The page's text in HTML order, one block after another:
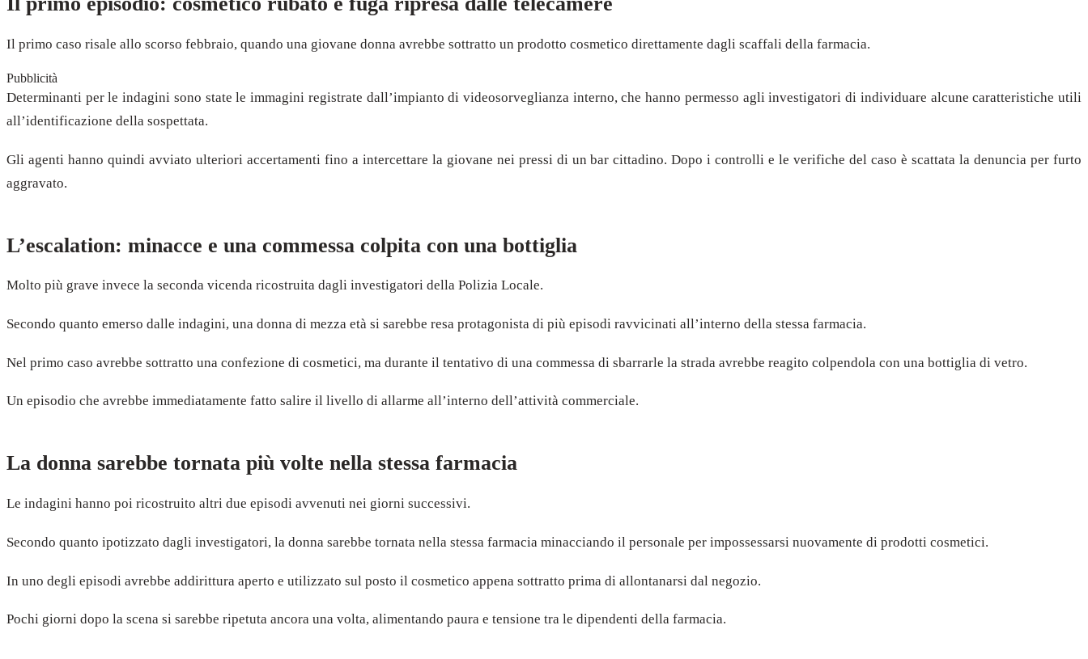
Il primo caso risale allo scorso febbraio, quando una giovane donna avrebbe sottratto un prodotto cosmetico direttamente dagli scaffali della farmacia.
Pubblicità
Determinanti per le indagini sono state le immagini registrate dall’impianto di videosorveglianza interno, che hanno permesso agli investigatori di individuare alcune caratteristiche utili
all’identificazione della sospettata.
Gli agenti hanno quindi avviato ulteriori accertamenti fino a intercettare la giovane nei pressi di un bar cittadino. Dopo i controlli e le verifiche del caso è scattata la denuncia per furto
aggravato.
L’escalation: minacce e una commessa colpita con una bottiglia
Molto più grave invece la seconda vicenda ricostruita dagli investigatori della Polizia Locale.
Secondo quanto emerso dalle indagini, una donna di mezza età si sarebbe resa protagonista di più episodi ravvicinati all’interno della stessa farmacia.
Nel primo caso avrebbe sottratto una confezione di cosmetici, ma durante il tentativo di una commessa di sbarrarle la strada avrebbe reagito colpendola con una bottiglia di vetro.
Un episodio che avrebbe immediatamente fatto salire il livello di allarme all’interno dell’attività commerciale.
La donna sarebbe tornata più volte nella stessa farmacia
Le indagini hanno poi ricostruito altri due episodi avvenuti nei giorni successivi.
Secondo quanto ipotizzato dagli investigatori, la donna sarebbe tornata nella stessa farmacia minacciando il personale per impossessarsi nuovamente di prodotti cosmetici.
In uno degli episodi avrebbe addirittura aperto e utilizzato sul posto il cosmetico appena sottratto prima di allontanarsi dal negozio.
Pochi giorni dopo la scena si sarebbe ripetuta ancora una volta, alimentando paura e tensione tra le dipendenti della farmacia.